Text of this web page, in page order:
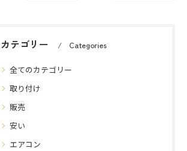
カテゴリー Categories
全てのカテゴリー
取り付け
販売
安い
エアコン